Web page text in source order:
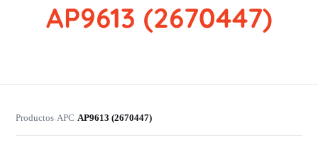
CYP Trading
Professionelle Ersatzteilbeschaffung
AP9613 (2670447)
Productos›APC›AP9613 (2670447)